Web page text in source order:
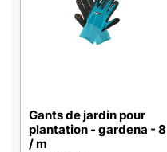
Gants de jardin pour
plantation - gardena - 8
/ m